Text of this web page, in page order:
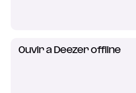
Ouvir a Deezer offline